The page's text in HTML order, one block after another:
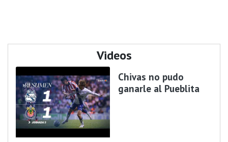
Videos
Chivas no pudo
ganarle al Pueblita